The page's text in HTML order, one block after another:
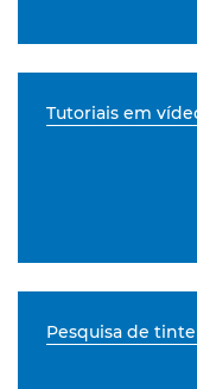
Tutoriais em
Pesquisa de